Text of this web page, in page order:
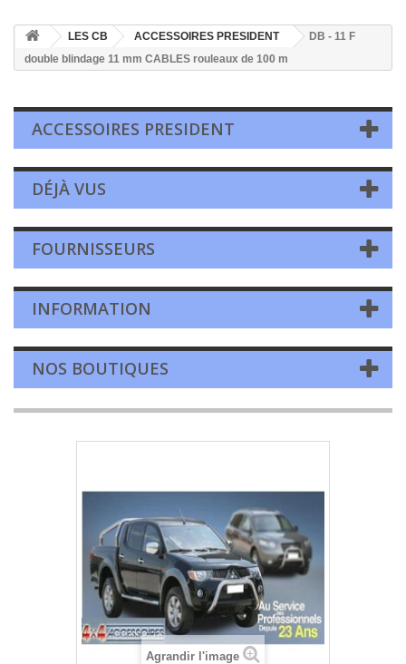
LES CB ACCESSOIRES PRESIDENT
DB - 11 F
double blindage 11 mm CABLES rouleaux de 100 m
ACCESSOIRES PRESIDENT
DÉJÀ VUS
FOURNISSEURS
INFORMATION
NOS BOUTIQUES
Agrandir l'image